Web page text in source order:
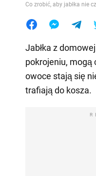
Co zrobić, aby jabłka nie
Jabłka z
pokrojeniu, mogą
owoce stają się
trafiają do kosza.